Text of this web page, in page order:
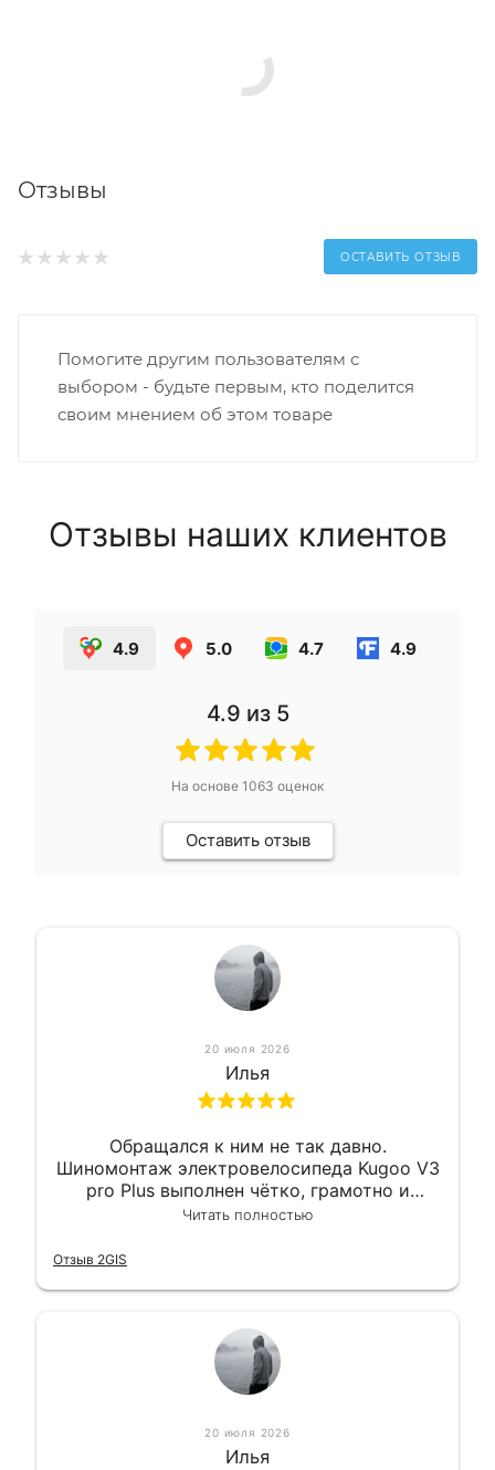
Отзывы
ОСТАВИТЬ ОТЗЫВ
Помогите другим пользователям с
выбором - будьте первым, кто поделится
своим мнением об этом товаре
Отзывы наших клиентов
4.9 5.0 4.7 4.9
4.9 из 5
На основе 1063 оценок
Оставить отзыв
20 июля 2026
Илья
Обращался к ним не так давно.
Шиномонтаж электровелосипеда Kugoo V3
pro Plus выполнен чётко, грамотно и
квалифицированно. Всё сделано
Читать полностью
Отзыв 2GIS
20 июля 2026
Илья